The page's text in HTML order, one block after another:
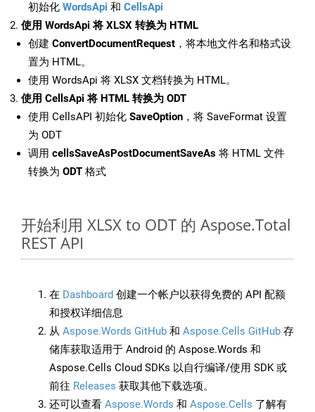
初始化 WordsApi 和 CellsApi
使用 WordsApi 将 XLSX 转换为 HTML
创建 ConvertDocumentRequest ，将本地文件名和格式设
置为 HTML。
使用 WordsApi 将 XLSX 文档转换为 HTML。
使用 CellsApi 将 HTML 转换为 ODT
使用 CellsAPI 初始化 SaveOption ，将 SaveFormat 设置
为 ODT
调用 cellsSaveAsPostDocumentSaveAs 将 HTML 文件
转换为 ODT 格式
开始利用 XLSX to ODT 的 Aspose.Total
REST API
在 Dashboard 创建一个帐户以获得免费的 API 配额
和授权详细信息
从 Aspose.Words GitHub 和 Aspose.Cells GitHub 存
储库获取适用于 Android 的 Aspose.Words 和
Aspose.Cells Cloud SDKs 以自行编译/使用 SDK 或
前往 Releases 获取其他下载选项。
还可以查看 Aspose.Words 和 Aspose.Cells 了解有